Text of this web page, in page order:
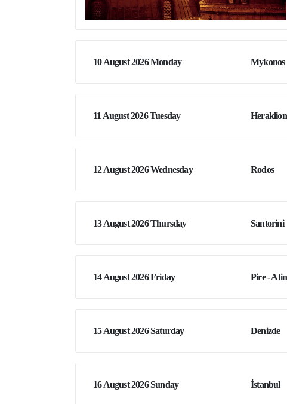
10 August 2026 Monday Mykonos
11 August 2026 Tuesday
12 August 2026 Wednesday Rodos
13 August 2026 Thursday Santorini
14 August 2026 Friday Pire -
15 August 2026 Saturday Denizde
16 August 2026 Sunday İstanbul